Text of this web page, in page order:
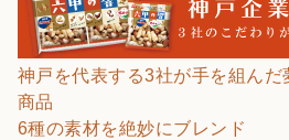
神戸を代表する3社が手を組んだ
商品
6種の素材を絶妙にブレンド